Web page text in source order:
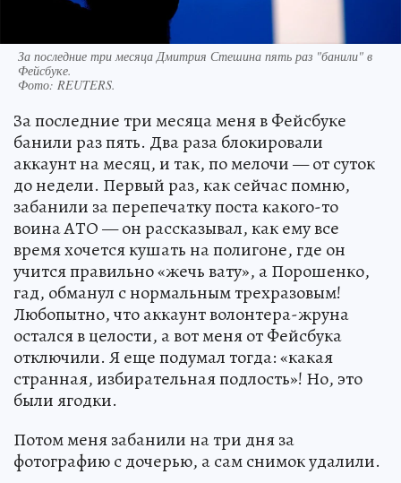
За последние три месяца Дмитрия Стешина пять раз "банили" в
Фейсбуке.
Фото: REUTERS.
За последние три месяца меня в Фейсбуке
банили раз пять. Два раза блокировали
аккаунт на месяц, и так, по мелочи — от суток
до недели. Первый раз, как сейчас помню,
забанили за перепечатку поста какого-то
воина АТО — он рассказывал, как ему все
время хочется кушать на полигоне, где он
учится правильно «жечь вату», а Порошенко,
гад, обманул с нормальным трехразовым!
Любопытно, что аккаунт волонтера-жруна
остался в целости, а вот меня от Фейсбука
отключили. Я еще подумал тогда: «какая
странная, избирательная подлость»! Но, это
были ягодки.
Потом меня забанили на три дня за
фотографию с дочерью, а сам снимок удалили.